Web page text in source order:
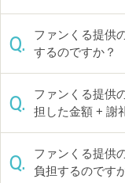
Q.
ファンくる提供
するのですか？
Q.
ファンくる提供
担した金額 + 謝
Q.
ファンくる提供
負担するのです